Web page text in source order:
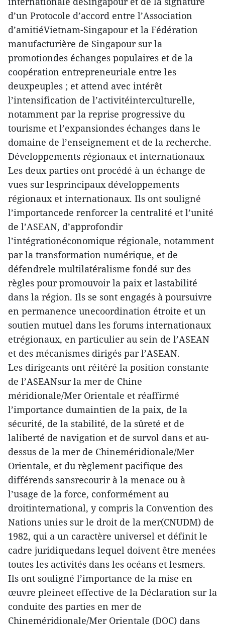
d’un Protocole d’accord entre l’Association
d’amitiéVietnam-Singapour et la Fédération
manufacturière de Singapour sur la
promotiondes échanges populaires et de la
coopération entrepreneuriale entre les
deuxpeuples ; et attend avec intérêt
l’intensification de l’activitéinterculturelle,
notamment par la reprise progressive du
tourisme et l’expansiondes échanges dans le
domaine de l’enseignement et de la recherche.
Développements régionaux et internationaux
Les deux parties ont procédé à un échange de
vues sur lesprincipaux développements
régionaux et internationaux. Ils ont souligné
l’importancede renforcer la centralité et l’unité
de l’ASEAN, d’approfondir
l’intégrationéconomique régionale, notamment
par la transformation numérique, et de
défendrele multilatéralisme fondé sur des
règles pour promouvoir la paix et lastabilité
dans la région. Ils se sont engagés à poursuivre
en permanence unecoordination étroite et un
soutien mutuel dans les forums internationaux
etrégionaux, en particulier au sein de l’ASEAN
et des mécanismes dirigés par l’ASEAN.
Les dirigeants ont réitéré la position constante
de l’ASEANsur la mer de Chine
méridionale/Mer Orientale et réaffirmé
l’importance dumaintien de la paix, de la
sécurité, de la stabilité, de la sûreté et de
laliberté de navigation et de survol dans et au-
dessus de la mer de Chineméridionale/Mer
Orientale, et du règlement pacifique des
différends sansrecourir à la menace ou à
l’usage de la force, conformément au
droitinternational, y compris la Convention des
Nations unies sur le droit de la mer(CNUDM) de
1982, qui a un caractère universel et définit le
cadre juridiquedans lequel doivent être menées
toutes les activités dans les océans et lesmers.
Ils ont souligné l’importance de la mise en
œuvre pleineet effective de la Déclaration sur la
conduite des parties en mer de
Chineméridionale/Mer Orientale (DOC) dans